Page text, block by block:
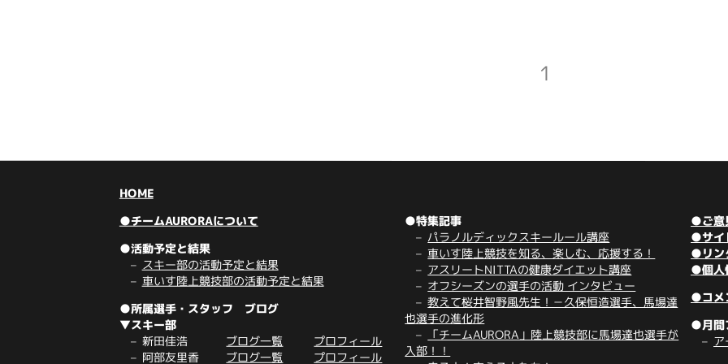
1
HOME
●チームAURORAについて
●活動予定と結果
スキー部の活動予定と結果
車いす陸上競技部の活動予定と結果
●所属選手・スタッフ ブログ
▼スキー部
新田佳浩 ブログ一覧 プロフィール
阿部友里香 ブログ一覧 プロフィール
●特集記事
パラノルディックスキールール講座
車いす陸上競技を知る、楽しむ、応援する！
アスリートNITTAの健康ダイエット講座
オフシーズンの選手の活動 インタビュー
教えて桜井智野風先生！－久保恒造選手、馬場達
也選手の進化形
「チームAURORA」陸上競技部に馬場達也選手が
入部！！
●ご意
●サイ
●リン
●個人
●コメ
●月間